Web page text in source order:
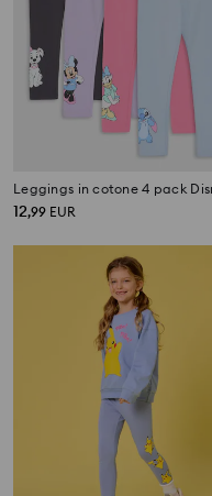
Leggings in cotone 4 pack
12,99 EUR